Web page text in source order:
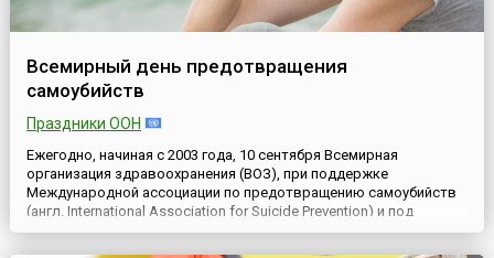
Всемирный день предотвращения
самоубийств
Праздники ООН
Ежегодно, начиная с 2003 года, 10 сентября Всемирная
организация здравоохранения (ВОЗ), при поддержке
Международной ассоциации по предотвращению самоубийств
(англ. International Association for Suicide Prevention) и под
патронажем ООН, проводит Всемирный день предотвращения